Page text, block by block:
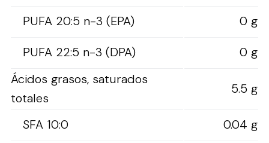
PUFA 20:5 n-3 (EPA)
0 g
PUFA 22:5 n-3 (DPA)
0 g
Ácidos grasos, saturados
totales
5.5 g
SFA 10:0 0.04 g